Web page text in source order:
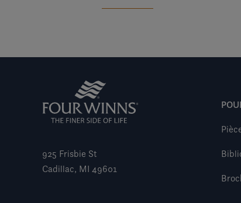
925 Frisbie St
Cadillac, MI 49601